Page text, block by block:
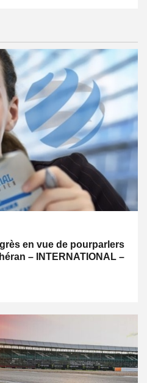
en vue de pourparlers
– INTERNATIONAL –